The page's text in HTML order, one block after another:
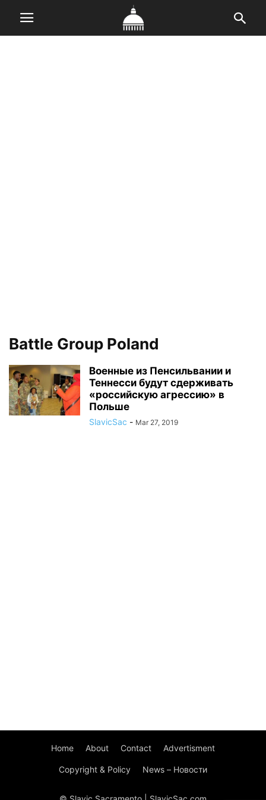
Battle Group Poland
Военные из Пенсильвании и
Теннесси будут сдерживать
«российскую агрессию» в
Польше
SlavicSac - Mar 27, 2019
Home About Contact Advertisment
Copyright & Policy News – Новости